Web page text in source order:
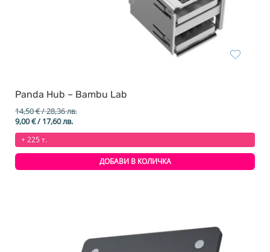
Panda Hub – Bambu Lab
14,50€/ 28,36 лв.
Original
price
was:
14,50 €
28,36 лв..
9,00€/ 17,60 лв.Текущата
цена
9,00 €
17,60 лв..
+ 225 т.
ДОБАВИ В КОЛИЧКА